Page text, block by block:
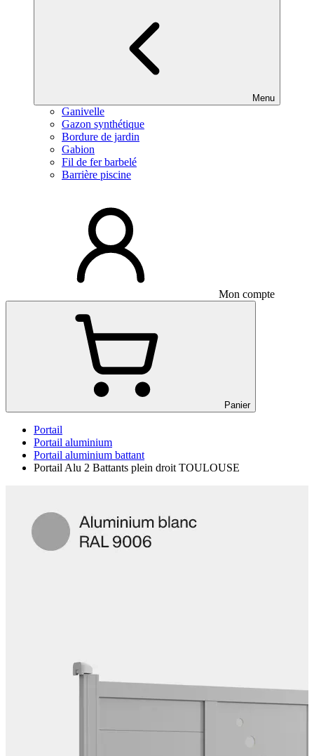
Menu
Ganivelle
Gazon synthétique
Bordure de jardin
Gabion
Fil de fer barbelé
Barrière piscine
Mon compte
Panier
Portail
Portail aluminium
Portail aluminium battant
Portail Alu 2 Battants plein droit TOULOUSE